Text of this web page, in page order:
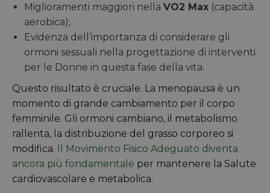
Miglioramenti maggiori nella VO2 Max (capacità
aerobica);
Evidenza dell’importanza di considerare gli
ormoni sessuali nella progettazione di interventi
per le Donne in questa fase della vita.
Questo risultato è cruciale. La menopausa è un
momento di grande cambiamento per il corpo
femminile. Gli ormoni cambiano, il metabolismo
rallenta, la distribuzione del grasso corporeo si
modifica. Il Movimento Fisico Adeguato diventa
ancora più fondamentale per mantenere la Salute
cardiovascolare e metabolica.